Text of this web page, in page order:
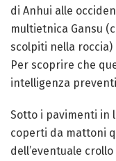
di Anhui alle
multietnica Gansu
scolpiti nella
Per scoprire che
intelligenza
Sotto i pavimenti in
coperti da mattoni
dell’eventuale